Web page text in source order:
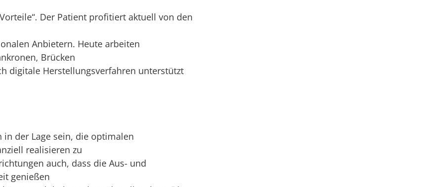
Der Patient profitiert aktuell von den
Anbietern. Heute arbeiten
Brücken
digitale Herstellungsverfahren unterstützt
der Lage sein, die optimalen
realisieren zu
auch, dass die Aus- und
genießen